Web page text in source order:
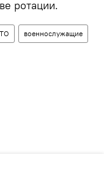
ротации.
военнослужащие